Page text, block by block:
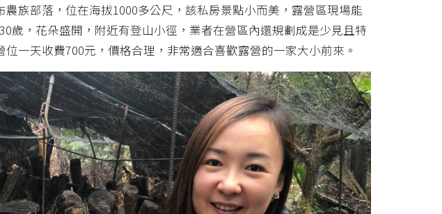
族部落，位在海拔1000多公尺，該私房景點小而美，露營區現場能
歲，花朵盛開，附近有登山小徑，業者在營區內還規劃成是少見且特
一天收費700元，價格合理，非常適合喜歡露營的一家大小前來。